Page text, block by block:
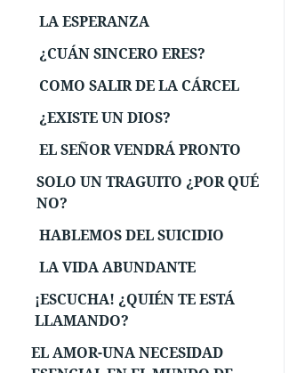
LA ESPERANZA
¿CUÁN SINCERO ERES?
COMO SALIR DE LA CÁRCEL
¿EXISTE UN DIOS?
EL SEÑOR VENDRÁ PRONTO
SOLO UN TRAGUITO ¿POR QUÉ
NO?
HABLEMOS DEL SUICIDIO
LA VIDA ABUNDANTE
¡ESCUCHA! ¿QUIÉN TE ESTÁ
LLAMANDO?
EL AMOR-UNA NECESIDAD